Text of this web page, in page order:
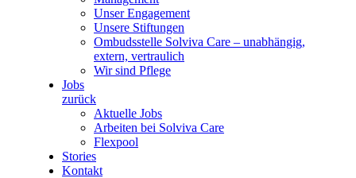
Unser Engagement
Unsere Stiftungen
Ombudsstelle Solviva Care – unabhängig,
extern, vertraulich
Wir sind Pflege
Jobs
zurück
Aktuelle Jobs
Arbeiten bei Solviva Care
Flexpool
Stories
Kontakt